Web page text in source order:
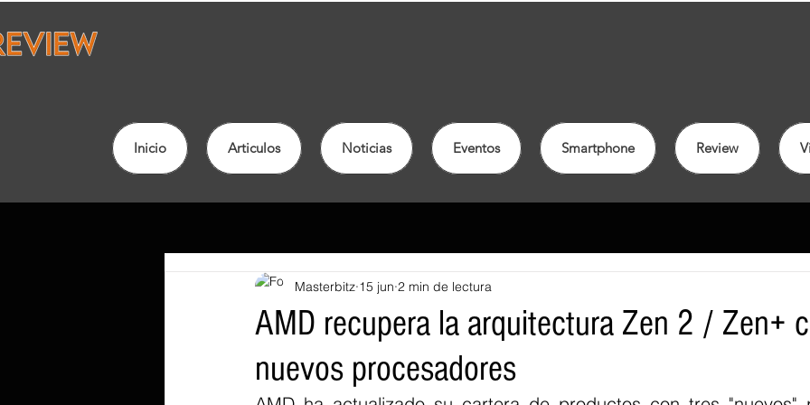
Inicio Articulos Noticias Eventos Smartphone Review
AMD recupera la arquitectura Zen 2 / Zen+
nuevos procesadores
Masterbitz 15 jun 2 min de lectura